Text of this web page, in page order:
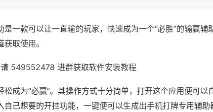
一款可以让一直输的玩家，快速成为一个“必胜”的输赢辅
取使用。
549552478 进群获取软件安装教程
松成为“必赢”。其操作方式十分简单，打开这个应用便可以
自己想要的开挂功能，一键便可以生成出手机打牌专用辅助